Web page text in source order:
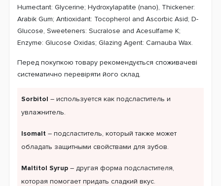
Humectant: Glycerine; Hydroxylapatite (nano), Thickener:
Arabik Gum; Antioxidant: Tocopherol and Ascorbic Asid; D-
Glucose, Sweeteners: Sucralose and Acesulfame K;
Enzyme: Glucose Oxidas; Glazing Agent: Carnauba Wax.
Перед покупкою товару рекомендується споживачеві
систематично перевіряти його склад.
Sorbitol – используется как подсластитель и
увлажнитель.
Isomalt – подсластитель, который также может
обладать защитными свойствами для зубов.
Maltitol Syrup – другая форма подсластителя,
которая помогает придать сладкий вкус.